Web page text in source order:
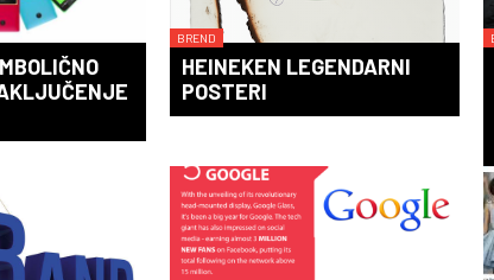
BREND
HEINEKEN LEGENDARNI
POSTERI